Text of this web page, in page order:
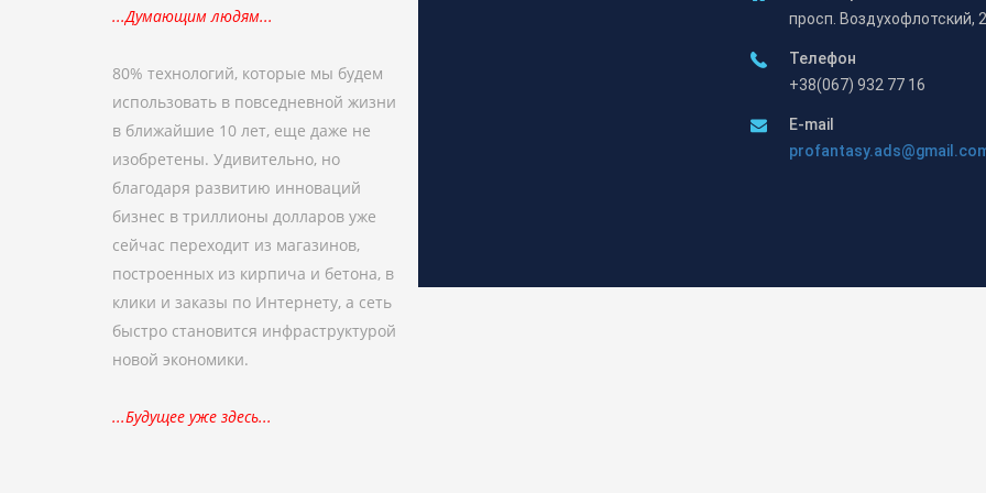
...Думающим людям...
80% технологий, которые мы будем
использовать в повседневной жизни
в ближайшие 10 лет, еще даже не
изобретены. Удивительно, но
благодаря развитию инноваций
бизнес в триллионы долларов уже
сейчас переходит из магазинов,
построенных из кирпича и бетона, в
клики и заказы по Интернету, а сеть
быстро становится инфраструктурой
новой экономики.
...Будущее уже здесь...
просп. Воздухофлотский,
Телефон
+38(067) 932 77 16
E-mail